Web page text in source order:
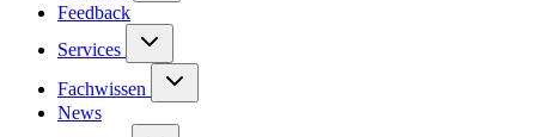
Feedback
Services
Fachwissen
News